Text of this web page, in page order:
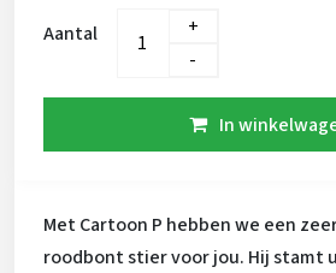
Met Cartoon P hebben we een
roodbont stier voor jou. Hij stamt
Aantal
+
-
In